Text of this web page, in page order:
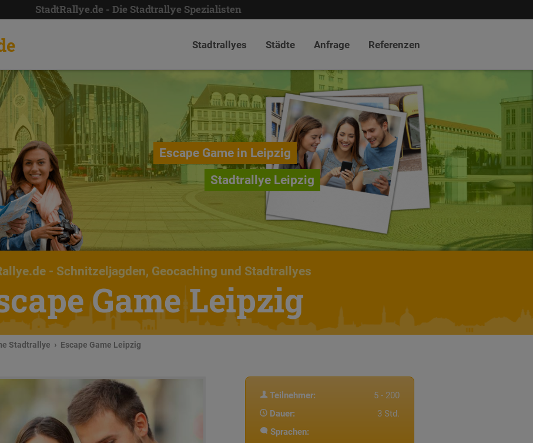
StadtRallye.de - Die Stadtrallye Spezialisten
Stadtrallyes Städte Anfrage Referenzen
Escape Game in Leipzig
Stadtrallye Leipzig
- Schnitzeljagden, Geocaching und Stadtrallyes
Game Leipzig
Stadtrallye Escape Game Leipzig
Teilnehmer:
5 - 200
Dauer:
3 Std.
Sprachen: